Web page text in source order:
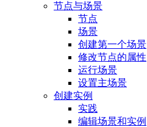
节点与场景
节点
场景
创建第一个场景
修改节点的属性
运行场景
设置主场景
创建实例
实践
编辑场景和实例